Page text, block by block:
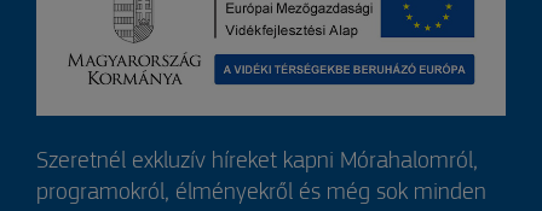
Szeretnél exkluzív híreket kapni Mórahalomról,
programokról, élményekről és még sok minden